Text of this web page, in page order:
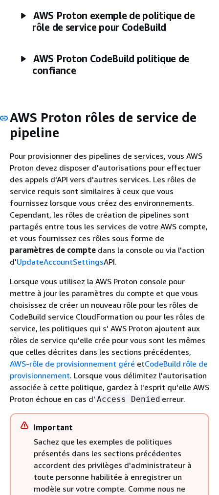
AWS Proton exemple de politique de
rôle de service pour CodeBuild
AWS Proton CodeBuild politique de
confiance
AWS Proton rôles de service de
pipeline
Pour provisionner des pipelines de services, vous AWS
Proton devez disposer d'autorisations pour effectuer
des appels d'API vers d'autres services. Les rôles de
service requis sont similaires à ceux que vous
fournissez lorsque vous créez des environnements.
Cependant, les rôles de création de pipelines sont
partagés entre tous les services de votre AWS compte,
et vous fournissez ces rôles sous forme de
paramètres de compte dans la console ou via l'action
d'UpdateAccountSettingsAPI.
Lorsque vous utilisez la AWS Proton console pour
mettre à jour les paramètres du compte et que vous
choisissez de créer un nouveau rôle pour les rôles de
CodeBuild service CloudFormation ou pour les rôles de
service, les politiques qui s' AWS Proton ajoutent aux
rôles de service qu'elle crée pour vous sont les mêmes
que celles décrites dans les sections précédentes,
AWS-rôle de provisionnement géré etCodeBuild rôle de
provisionnement. Lorsque vous délimitez l'autorisation
associée à cette politique, gardez à l'esprit qu'elle AWS
Proton échoue en cas d' Access Denied erreur.
Important
Sachez que les exemples de politiques
présentés dans les sections précédentes
accordent des privilèges d'administrateur à
toute personne habilitée à enregistrer un
modèle sur votre compte. Comme nous ne